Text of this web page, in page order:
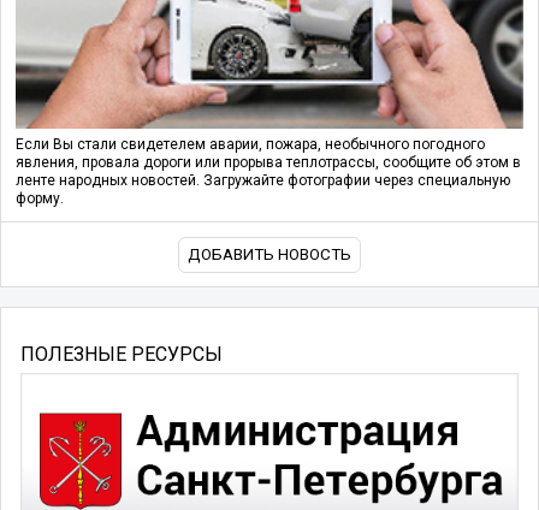
Если Вы стали свидетелем аварии, пожара, необычного погодного
явления, провала дороги или прорыва теплотрассы, сообщите об этом в
ленте народных новостей. Загружайте фотографии через специальную
форму.
ДОБАВИТЬ НОВОСТЬ
ПОЛЕЗНЫЕ РЕСУРСЫ